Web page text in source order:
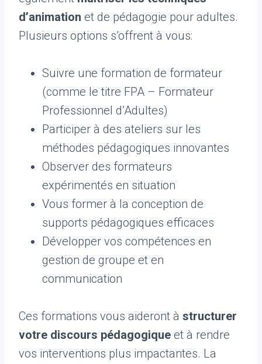
d’animation et de pédagogie pour adultes.
Plusieurs options s’offrent à vous:
Suivre une formation de formateur
(comme le titre FPA – Formateur
Professionnel d’Adultes)
Participer à des ateliers sur les
méthodes pédagogiques innovantes
Observer des formateurs
expérimentés en situation
Vous former à la conception de
supports pédagogiques efficaces
Développer vos compétences en
gestion de groupe et en
communication
Ces formations vous aideront à structurer
votre discours pédagogique et à rendre
vos interventions plus impactantes. La